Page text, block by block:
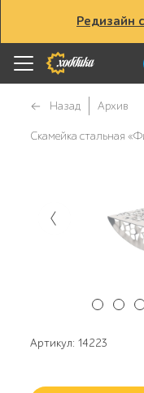
Редизайн
Назад Архив
Скамейка стальная
Артикул: 14223